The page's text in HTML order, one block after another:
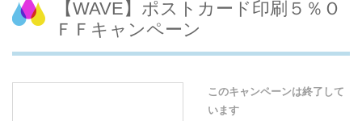
【WAVE】ポストカード印刷５％Ｏ
ＦＦキャンペーン
このキャンペーンは終了して
います